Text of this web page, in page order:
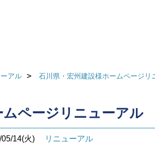
アル 石川県・宏州建設様ホームページリ
ページリニューアル
14(火) リニューアル